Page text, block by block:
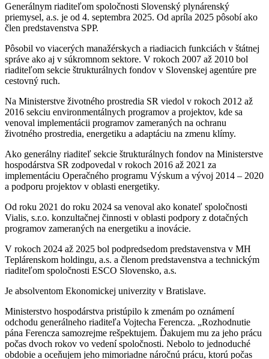
Generálnym riaditeľom spoločnosti Slovenský plynárenský
priemysel, a.s. je od 4. septembra 2025. Od apríla 2025 pôsobí ako
člen predstavenstva SPP.
Pôsobil vo viacerých manažérskych a riadiacich funkciách v štátnej
správe ako aj v súkromnom sektore. V rokoch 2007 až 2010 bol
riaditeľom sekcie štrukturálnych fondov v Slovenskej agentúre pre
cestovný ruch.
Na Ministerstve životného prostredia SR viedol v rokoch 2012 až
2016 sekciu environmentálnych programov a projektov, kde sa
venoval implementácii programov zameraných na ochranu
životného prostredia, energetiku a adaptáciu na zmenu klímy.
Ako generálny riaditeľ sekcie štrukturálnych fondov na Ministerstve
hospodárstva SR zodpovedal v rokoch 2016 až 2021 za
implementáciu Operačného programu Výskum a vývoj 2014 – 2020
a podporu projektov v oblasti energetiky.
Od roku 2021 do roku 2024 sa venoval ako konateľ spoločnosti
Vialis, s.r.o. konzultačnej činnosti v oblasti podpory z dotačných
programov zameraných na energetiku a inovácie.
V rokoch 2024 až 2025 bol podpredsedom predstavenstva v MH
Teplárenskom holdingu, a.s. a členom predstavenstva a technickým
riaditeľom spoločnosti ESCO Slovensko, a.s.
Je absolventom Ekonomickej univerzity v Bratislave.
Ministerstvo hospodárstva pristúpilo k zmenám po oznámení
odchodu generálneho riaditeľa Vojtecha Ferencza. „Rozhodnutie
pána Ferencza samozrejme rešpektujem. Ďakujem mu za jeho prácu
počas dvoch rokov vo vedení spoločnosti. Nebolo to jednoduché
obdobie a oceňujem jeho mimoriadne náročnú prácu, ktorú počas